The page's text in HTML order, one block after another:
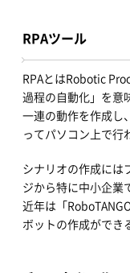
RPAツール
RPAとはRobotic
過程の自動化」を意
一連の動作を作成し
ってパソコン上で行
シナリオの作成には
ジから特に中小企業
近年は「
ボットの作成ができ